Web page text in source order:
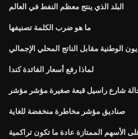
البلد الذي ينتج معظم النفط في العالم
ما هو ضرب الكلمة تصنيفها
الوطنية مقابل الناتج المحلي الإجمالي
لماذا رفع أسعار الفائدة كندا
شارع راسيل قبعة صغيرة مؤشر مؤشر
صناديق مؤشر مخاطرة منخفضة للغاية
الأسهم الممتازة عادة ما تكون تراكمية